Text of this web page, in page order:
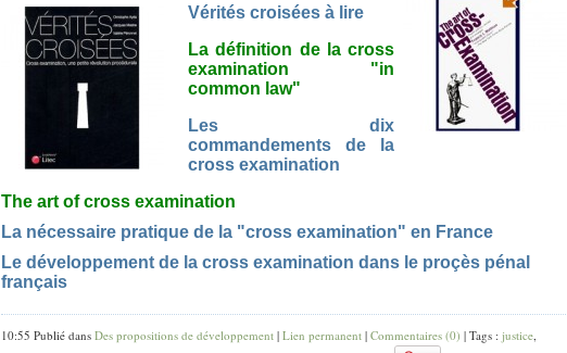
Vérités croisées à lire
La définition de la cross
examination "in
common law"
Les dix
commandements de la
cross examination
The art of cross examination
La nécessaire pratique de la "cross examination" en France
Le développement de la cross examination dans le proçès pénal
français
10:55 Publié dans Des propositions de développement | Lien permanent | Commentaires (0) | Tags : justice,